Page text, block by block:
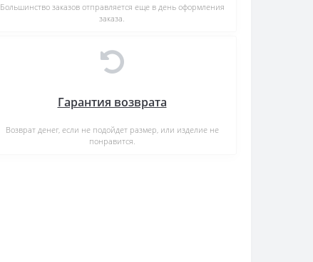
Большинство заказов отправляется еще в день оформления
заказа.
Гарантия возврата
Возврат денег, если не подойдет размер, или изделие не
понравится.